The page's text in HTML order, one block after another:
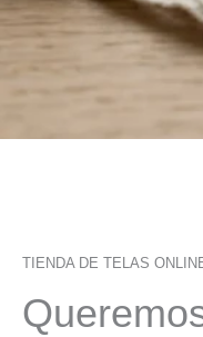
TIENDA DE TELAS